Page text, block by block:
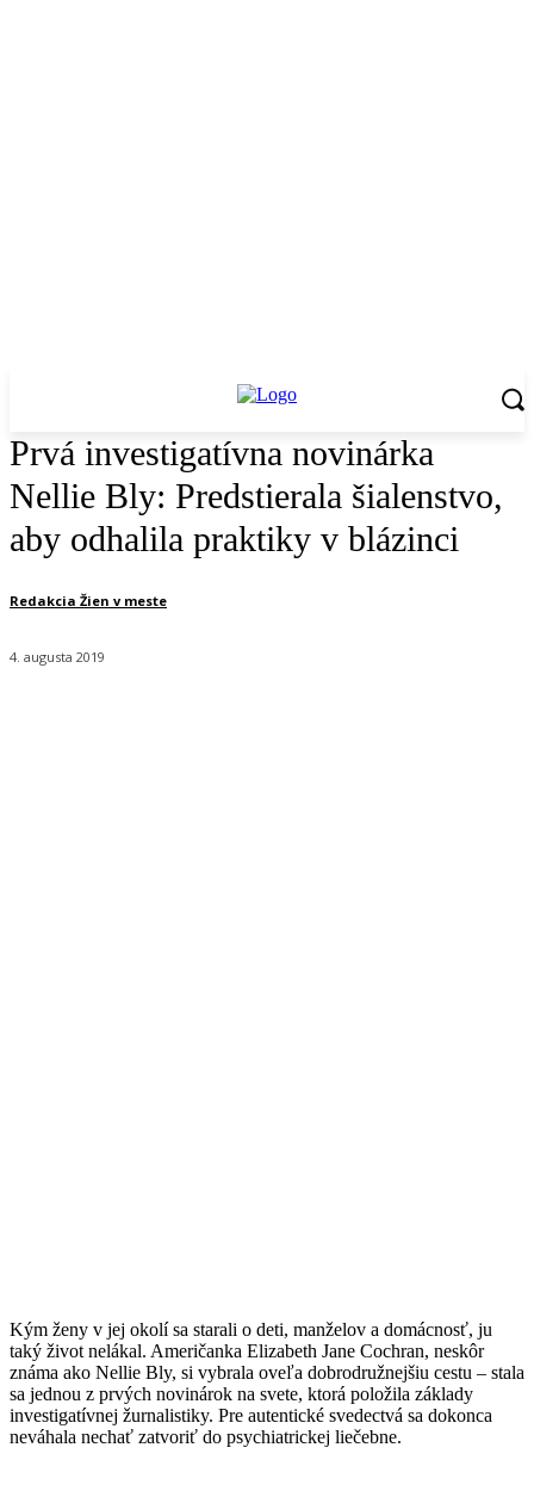
Prvá investigatívna novinárka
Nellie Bly: Predstierala šialenstvo,
aby odhalila praktiky v blázinci
Redakcia Žien v meste
4. augusta 2019
Kým ženy v jej okolí sa starali o deti, manželov a domácnosť, ju
taký život nelákal. Američanka Elizabeth Jane Cochran, neskôr
známa ako Nellie Bly, si vybrala oveľa dobrodružnejšiu cestu – stala
sa jednou z prvých novinárok na svete, ktorá položila základy
investigatívnej žurnalistiky. Pre autentické svedectvá sa dokonca
neváhala nechať zatvoriť do psychiatrickej liečebne.